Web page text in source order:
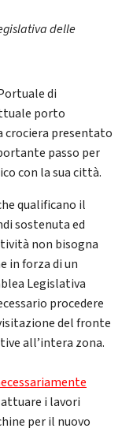
delle
di
porto
crociera presentato
passo per
con la sua città.
qualificano il
sostenuta ed
non bisogna
in forza di un
Legislativa
procedere
del fronte
all’intera zona.
i lavori
per il nuovo